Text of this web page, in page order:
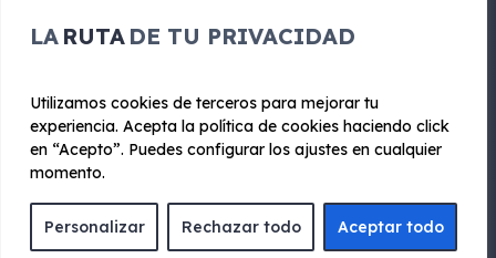
LA RUTA DE TU PRIVACIDAD
Utilizamos cookies de terceros para mejorar tu
experiencia. Acepta la política de cookies haciendo click
en “Acepto”. Puedes configurar los ajustes en cualquier
momento.
Personalizar Rechazar todo Aceptar todo
Reyes
© 2020 - 2026 Renting Mad
Aviso legal y Privacidad